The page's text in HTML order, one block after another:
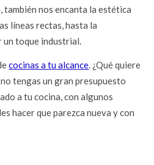
también nos encanta la estética
líneas rectas, hasta la
un toque industrial.
cocinas a tu alcance. ¿Qué quiere
tengas un gran presupuesto
a tu cocina, con algunos
hacer que parezca nueva y con